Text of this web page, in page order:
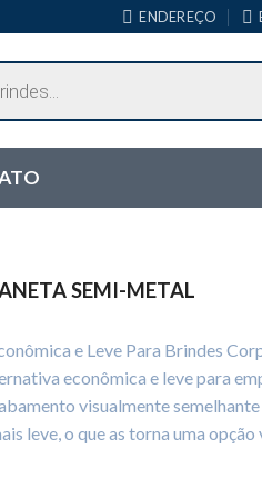
ENDEREÇO
SEMI-METAL
e Leve Para Brindes
econômica e leve para
visualmente
leve, o que as torna uma